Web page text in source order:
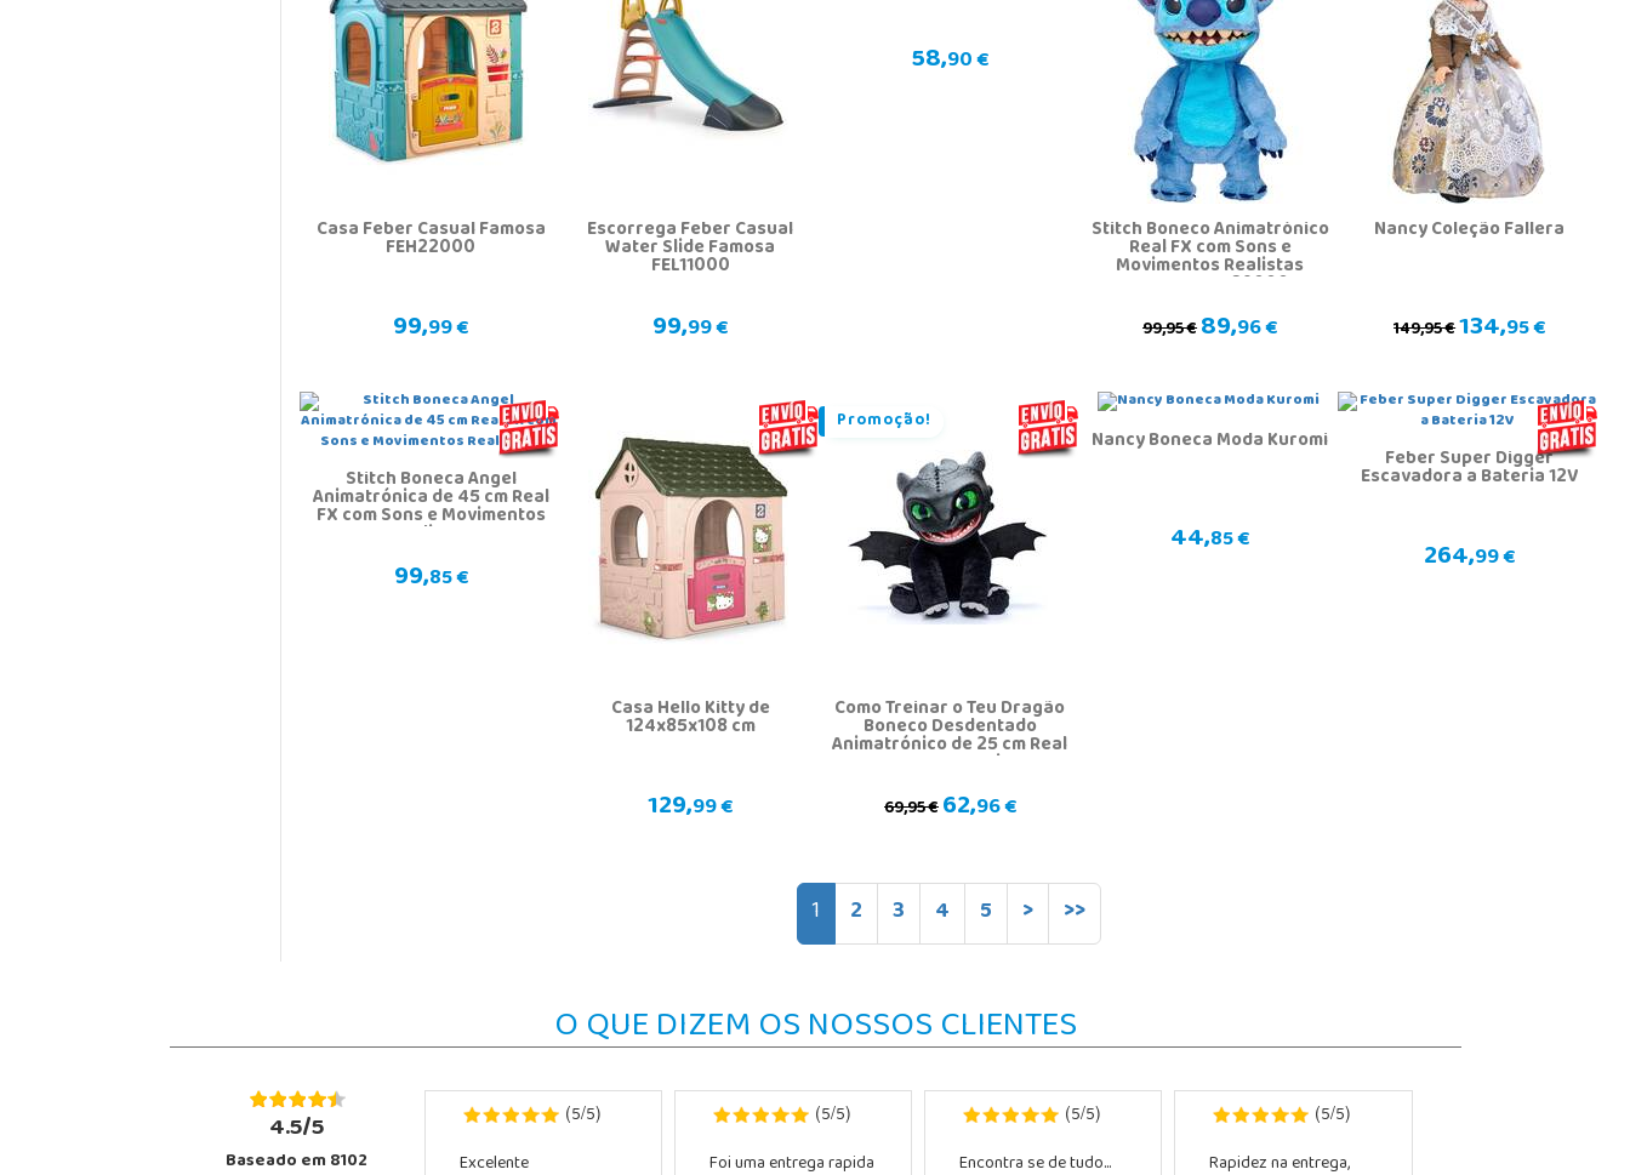
Casa Feber Casual Famosa
FEH22000
99,99 €
Escorrega Feber Casual
Water Slide Famosa
FEL11000
99,99 €
58,90 €
Stitch Boneco Animatrónico
Real FX com Sons e
Movimentos Realistas
Famosa TTC29000
99,95 €89,96 €
Nancy Coleção Fallera
149,95 €134,95 €
Stitch Boneca Angel
Animatrónica de 45 cm Real
FX com Sons e Movimentos
Realistas
99,85 €
Casa Hello Kitty de
124x85x108 cm
129,99 €
Promoção!
Como Treinar o Teu Dragão
Boneco Desdentado
Animatrónico de 25 cm Real
FX com Sons e Movimentos
69,95 €62,96 €
Nancy Boneca Moda Kuromi
44,85 €
Feber Super Digger
Escavadora a Bateria 12V
264,99 €
1 2 3 4 5 > >>
O QUE DIZEM OS NOSSOS CLIENTES
4.5/5
Baseado em 8102
(5/5)
Excelente
(5/5)
Foi uma entrega rapida
(5/5)
Encontra se de tudo...
(5/5)
Rapidez na entrega,